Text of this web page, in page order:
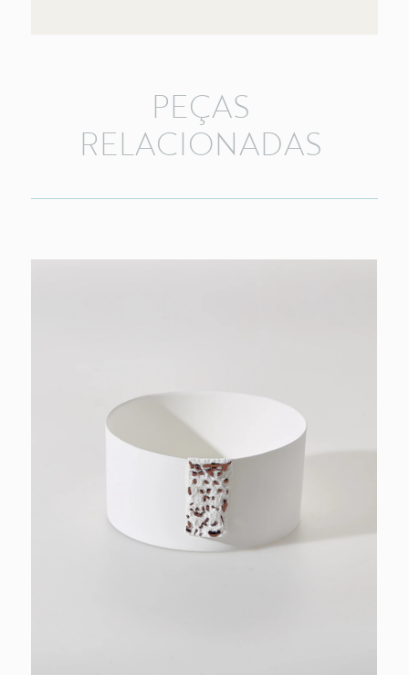
PEÇAS
RELACIONADAS